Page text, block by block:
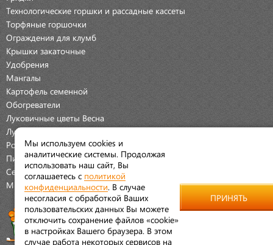
Технологические горшки и рассадные кассеты
Торфяные горшочки
Ограждения для клумб
Крышки закаточные
Удобрения
Мангалы
Картофель семенной
Обогреватели
Луковичные цветы Весна
Луковичные цветы Осень
Розы
Пионы
Семена Овощей
Мраморная крошка
Мы используем cookies и
аналитические системы. Продолжая
использовать наш сайт, Вы
соглашаетесь с политикой
конфиденциальности . В случае
несогласия с обработкой Ваших
пользовательских данных Вы можете
отключить сохранение файлов «cookie»
в настройках Вашего браузера. В этом
случае работа некоторых сервисов на
ПРИНЯТЬ